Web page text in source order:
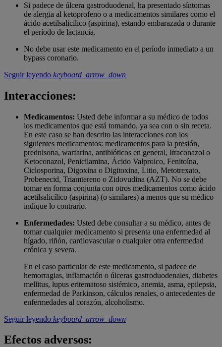
Si padece de úlcera gastroduodenal, ha presentado síntomas
de alergia al ketoprofeno o a medicamentos similares como el
ácido acetilsalicílico (aspirina), estando embarazada o durante
el período de lactancia.
No debe usar este medicamento en el período inmediato a un
bypass coronario.
Seguir leyendo keyboard_arrow_down
Interacciones:
Medicamentos: Usted debe informar a su médico de todos
los medicamentos que está tomando, ya sea con o sin receta.
En este caso se han descrito las interacciones con los
siguientes medicamentos: medicamentos para la presión,
prednisona, warfarina, antibióticos en general, Itraconazol o
Ketoconazol, Penicilamina, Ácido Valproico, Fenitoína,
Ciclosporina, Digoxina o Digitoxina, Litio, Metotrexato,
Probenecid, Triamtereno o Zidovudina (AZT). No se debe
tomar en forma conjunta con otros medicamentos como ácido
acetilsalicílico (aspirina) (o similares) a menos que su médico
indique lo contrario.
Enfermedades: Usted debe consultar a su médico, antes de
tomar cualquier medicamento si presenta una enfermedad al
hígado, riñón, cardiovascular o cualquier otra enfermedad
crónica y severa.
En el caso particular de este medicamento, si padece de
hemorragias, inflamación o úlceras gastroduodenales, diabetes
mellitus, lupus eritematoso sistémico, anemia, asma, epilepsia,
enfermedad de Parkinson, cálculos renales, o antecedentes de
enfermedades al corazón, alcoholismo.
Seguir leyendo keyboard_arrow_down
Efectos adversos: